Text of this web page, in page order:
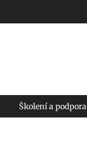
Školení a podpora